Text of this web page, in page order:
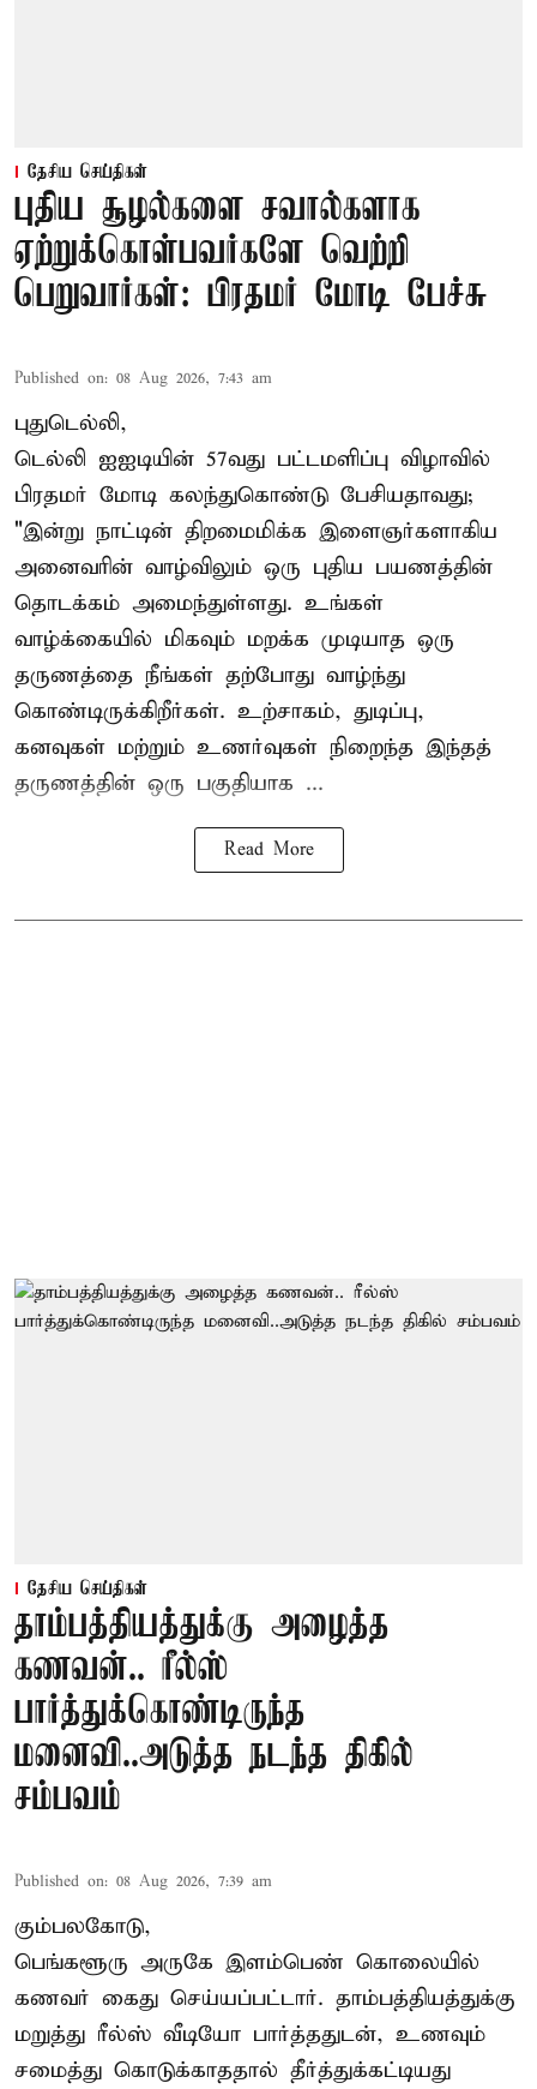
தேசிய செய்திகள்
புதிய சூழல்களை சவால்களாக
ஏற்றுக்கொள்பவர்களே வெற்றி
பெறுவார்கள்: பிரதமர் மோடி பேச்சு
Published on: 08 Aug 2026, 7:43 am
புதுடெல்லி,
டெல்லி ஐஐடியின் 57வது பட்டமளிப்பு விழாவில்
பிரதமர் மோடி கலந்துகொண்டு பேசியதாவது;
"இன்று நாட்டின் திறமைமிக்க இளைஞர்களாகிய
அனைவரின் வாழ்விலும் ஒரு புதிய பயணத்தின்
தொடக்கம் அமைந்துள்ளது. உங்கள்
வாழ்க்கையில் மிகவும் மறக்க முடியாத ஒரு
தருணத்தை நீங்கள் தற்போது வாழ்ந்து
கொண்டிருக்கிறீர்கள். உற்சாகம், துடிப்பு,
கனவுகள் மற்றும் உணர்வுகள் நிறைந்த இந்தத்
தருணத்தின் ஒரு பகுதியாக ...
Read More
தேசிய செய்திகள்
தாம்பத்தியத்துக்கு அழைத்த
கணவன்.. ரீல்ஸ்
பார்த்துக்கொண்டிருந்த
மனைவி..அடுத்த நடந்த திகில்
சம்பவம்
Published on: 08 Aug 2026, 7:39 am
கும்பலகோடு,
பெங்களூரு அருகே இளம்பெண் கொலையில்
கணவர் கைது செய்யப்பட்டார். தாம்பத்தியத்துக்கு
மறுத்து ரீல்ஸ் வீடியோ பார்த்ததுடன், உணவும்
சமைத்து கொடுக்காததால் தீர்த்துக்கட்டியது